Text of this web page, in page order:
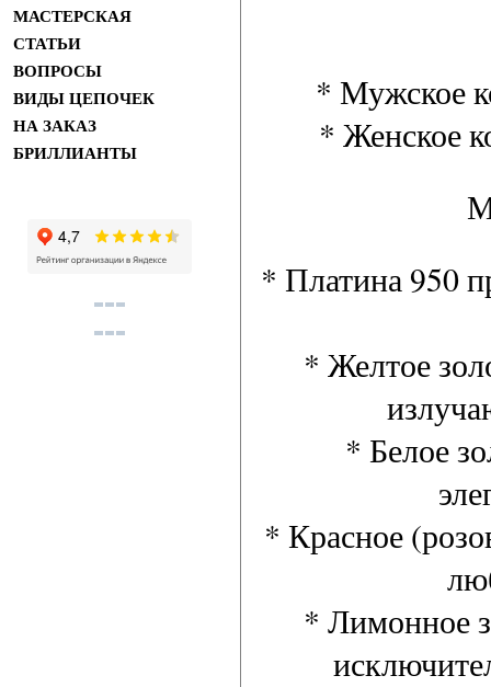
МАСТЕРСКАЯ
СТАТЬИ
ВОПРОСЫ
ВИДЫ ЦЕПОЧЕК
НА ЗАКАЗ
БРИЛЛИАНТЫ
* Мужское
* Женское
* Платина 950
* Желтое
* Белое
* Красное
* Лимонное